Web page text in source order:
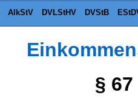
AlkStV DVLStHV DVStB
§